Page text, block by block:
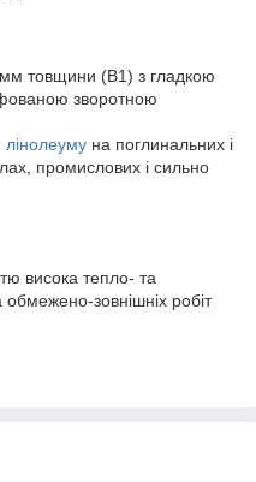
мм товщини (В1) з гладкою
зворотною
лінолеуму на поглинальних і
промислових і сильно
висока тепло- та
обмежено-зовнішніх робіт